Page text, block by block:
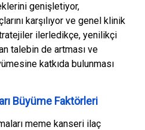
genişletiyor,
karşılıyor ve genel klinik
ilerledikçe, yenilikçi
talebin de artması ve
katkıda bulunması
Büyüme Faktörleri
meme kanseri ilaç